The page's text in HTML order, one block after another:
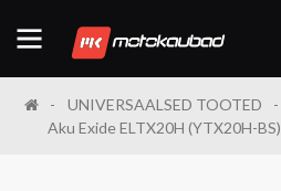
UNIVERSAALSED TOOTED
Aku Exide ELTX20H (YTX20H-